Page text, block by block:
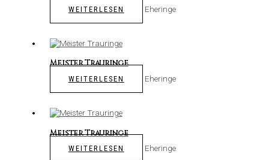
WEITERLESEN Eheringe
Meister Trauringe
WEITERLESEN Eheringe
Meister Trauringe
WEITERLESEN Eheringe